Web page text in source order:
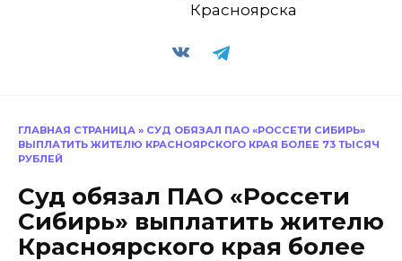
Красноярска
ГЛАВНАЯ СТРАНИЦА » СУД ОБЯЗАЛ ПАО «РОССЕТИ СИБИРЬ»
ВЫПЛАТИТЬ ЖИТЕЛЮ КРАСНОЯРСКОГО КРАЯ БОЛЕЕ 73 ТЫСЯЧ
РУБЛЕЙ
Суд обязал ПАО «Россети
Сибирь» выплатить жителю
Красноярского края более